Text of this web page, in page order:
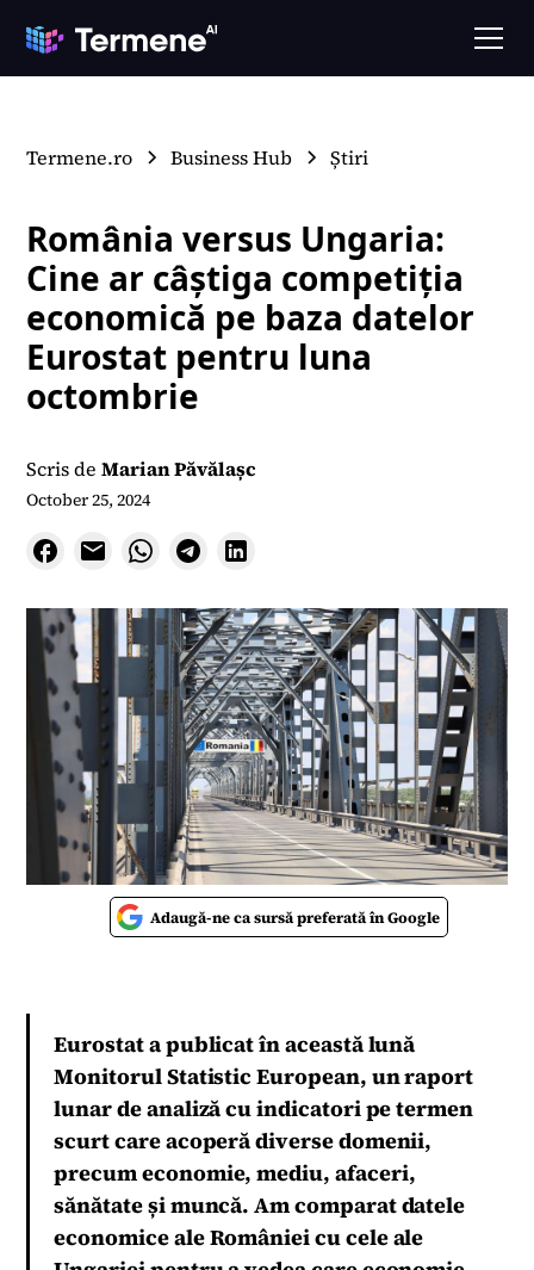
Termene.ro Business Hub Știri
România versus Ungaria:
Cine ar câștiga competiția
economică pe baza datelor
Eurostat pentru luna
octombrie
Scris de Marian Păvălașc
October 25, 2024
Adaugă-ne ca sursă preferată în Google
Eurostat a publicat în această lună
Monitorul Statistic European, un raport
lunar de analiză cu indicatori pe termen
scurt care acoperă diverse domenii,
precum economie, mediu, afaceri,
sănătate și muncă. Am comparat datele
economice ale României cu cele ale